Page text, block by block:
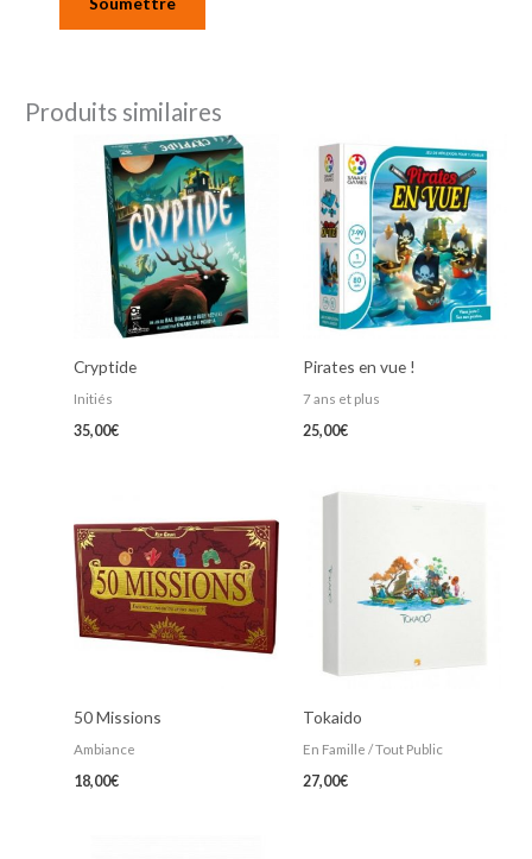
Produits similaires
Cryptide
Initiés
35,00€
Pirates en vue !
7 ans et plus
25,00€
50 Missions
Ambiance
18,00€
Tokaido
En Famille / Tout Public
27,00€